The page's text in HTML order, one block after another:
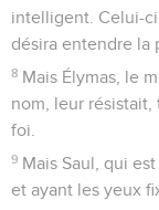
intelligent. Celui-
désira entendre la
8 Mais Élymas, le
nom, leur
foi.
9 Mais Saul, qui
et ayant les yeux